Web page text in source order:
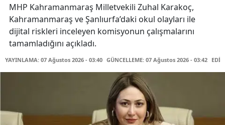
MHP Kahramanmaraş Milletvekili Zuhal Karakoç,
Kahramanmaraş ve Şanlıurfa’daki okul olayları ile
dijital riskleri inceleyen komisyonun çalışmalarını
tamamladığını açıkladı.
YAYINLAMA: 07 Ağustos 2026 - 03:40 GÜNCELLEME: 07 Ağustos 2026 - 03:42